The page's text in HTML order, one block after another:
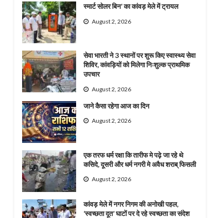
स्मार्ट सोलर बिन’ का कांवड़ मेले में ट्रायल
August 2, 2026
सेवा भारती ने 3 स्थानों पर शुरू किए स्वास्थ्य सेवा
शिविर, कांवड़ियों को मिलेगा निःशुल्क प्राथमिक
उपचार
August 2, 2026
जाने कैसा रहेगा आज का दिन
August 2, 2026
एक तरफ धर्म रक्षा कि तारीफ मे पढ़े जा रहे थे
कसिदे, दूसरी और धर्म नगरी मे अवैध शराब् फिसली
August 2, 2026
कांवड़ मेले में नगर निगम की अनोखी पहल,
‘स्वच्छता दूत’ घाटों पर दे रहे स्वच्छता का संदेश